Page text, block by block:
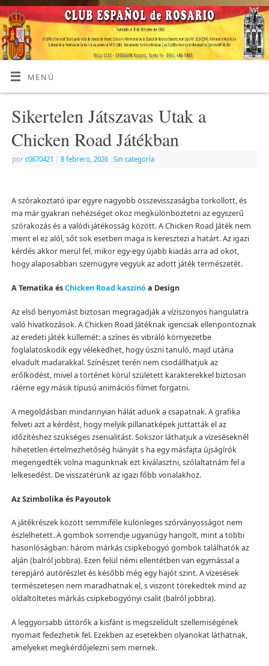
MENÚ
Sikertelen Játszavas Utak a
Chicken Road Játékban
por c0670421 8 febrero, 2026 Sin categoría
A szórakoztató ipar egyre nagyobb összevisszaságba torkollott, és
ma már gyakran nehézséget okoz megkülönböztetni az egyszerű
szórakozás és a valódi játékosság között. A Chicken Road Játék nem
ment el ez alól, sőt sok esetben maga is keresztezi a határt. Az igazi
kérdés akkor merül fel, mikor egy-egy újabb kiadás arra ad okot,
hogy alaposabban szemügyre vegyük az adott játék természetét.
A Tematika ésChicken Road kaszinóa Design
Az első benyomást biztosan megragadják a víziszonyos hangulatra
való hivatkozások. A Chicken Road Játéknak igencsak ellenpontoznak
az eredeti játék küllemét: a színes és vibráló környezetbe
foglalatoskodik egy vélekedhet, hogy úszni tanuló, majd utána
elvadult madarakkal. Színészet terén nem csodállhatjuk az
erőlködést, mivel a történet körül született karakterekkel biztosan
ráérne egy másik típusú animációs filmet forgatni.
A megoldásban mindannyian hálát adunk a csapatnak. A grafika
felveti azt a kérdést, hogy melyik pillanatképek juttatták el az
időzítéshez szükséges zsenialitást. Sokszor láthatjuk a vízeséseknél
hihetetlen értelmezhetőség hiányát s ha egy másfajta újságírók
megengedték volna magunknak ezt kiválasztni, szólaltatnám fel a
lelkesedést. De visszatérünk az igazi főbb vonalakhoz.
Az Szimbolika és Payoutok
A játékrészek között semmiféle különleges szórványosságot nem
észlelhetett. A gombok sorrendje ugyanúgy hangolt, mint a többi
hasonlóságban: három márkás csipkebogyó gombok találhatók az
alján (balról jobbra). Ezen felül némi ellentétben van egymással a
terepjáró autórészlet és később még egy hajót szint. A vízesések
természetesen nem maradhatnak el, s viszont törekedtek mind az
oldaltöltetes márkás csipkebogyónyi csalit (balról jobbra).
A leggyorsabb úttörők a kisfánt is megszelídült szellemiségének
nyomait fedezhetik fel. Ezekben az esetekben olyanokat láthatnak,
amelyeket megkérdőjelezni sem mernek.